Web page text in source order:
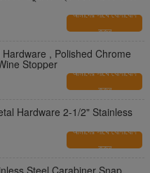
আমাদের সাথে যোগাযোগ
করুন
, Polished Chrome
Stopper
আমাদের সাথে যোগাযোগ
করুন
Hardware 2-1/2" Stainless
আমাদের সাথে যোগাযোগ
করুন
Steel Carabiner Snap